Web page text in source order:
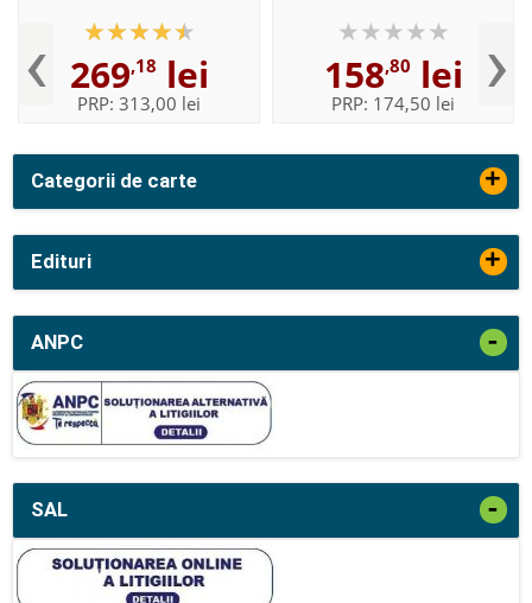
Categorii de carte +
Edituri +
ANPC -
SAL -
‹
Elaborata sub egida
Institutului de
Lingvistica,,...
269,18 lei
PRP: 313,00 lei
students of English -
Format, Paperback
158,80 lei
PRP: 174,50 lei ›